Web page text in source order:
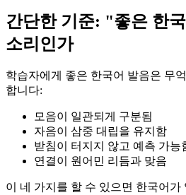
간단한 기준: "좋은 한
소리인가
학습자에게 좋은 한국어 발음은 무
합니다:
모음이 일관되게 구분됨
자음이 삼중 대립을 유지함
받침이 터지지 않고 예측 가능
연결이 원어민 리듬과 맞음
이 네 가지를 할 수 있으면 한국어가